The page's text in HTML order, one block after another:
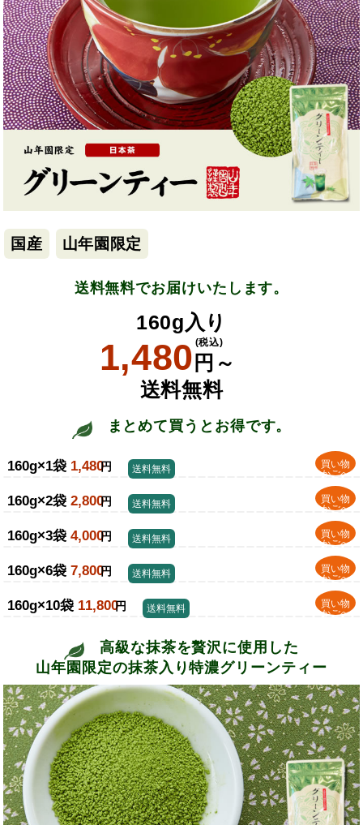
国産 山年園限定
送料無料でお届けいたします。
160g入り
1,480 円～
(税込)
送料無料
まとめて買うとお得です。
160g×1袋 1,480円
買い物
かごへ
送料無料
160g×2袋 2,800円
買い物
かごへ
送料無料
160g×3袋 4,000円
買い物
かごへ
送料無料
160g×6袋 7,800円
買い物
かごへ
送料無料
160g×10袋 11,800円
買い物
かごへ
送料無料
高級な抹茶を贅沢に使用した
山年園限定の抹茶入り特濃グリーンティー